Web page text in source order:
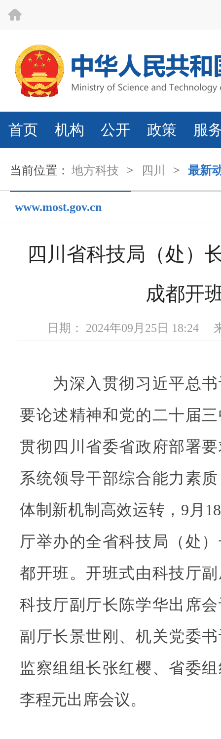
首页 机构 公开 政策 服
当前位置： 地方科技 > 四川 > 最新
www.most.gov.cn
四川省科技局（处）
成都开
日期： 2024年09月25日 18:24
为深入贯彻习近平总书
要论述精神和党的二十届
贯彻四川省委省政府部署
系统领导干部综合能力素
体制新机制高效运转，9月
厅举办的全省科技局（处
都开班。开班式由科技厅
科技厅副厅长陈学华出席
副厅长景世刚、机关党委
监察组组长张红樱、省委
李程元出席会议。